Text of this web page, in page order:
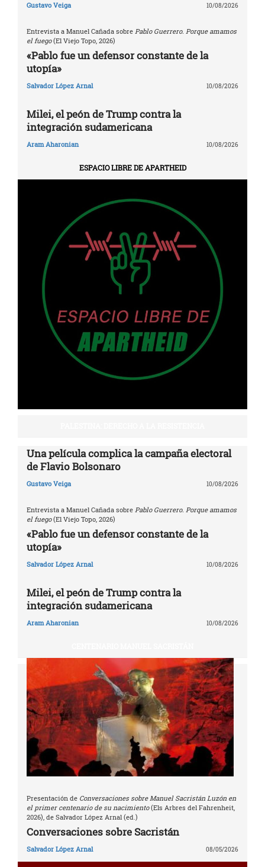
Gustavo Veiga 10/08/2026
Entrevista a Manuel Cañada sobre Pablo Guerrero. Porque amamos
el fuego(El Viejo Topo, 2026)
«Pablo fue un defensor constante de la
utopía»
Salvador López Arnal 10/08/2026
Milei, el peón de Trump contra la
integración sudamericana
Aram Aharonian 10/08/2026
ESPACIO LIBRE DE APARTHEID
Una película complica la campaña electoral
de Flavio Bolsonaro
Gustavo Veiga 10/08/2026
Entrevista a Manuel Cañada sobre Pablo Guerrero. Porque amamos
el fuego(El Viejo Topo, 2026)
«Pablo fue un defensor constante de la
utopía»
Salvador López Arnal 10/08/2026
Milei, el peón de Trump contra la
integración sudamericana
Aram Aharonian 10/08/2026
Presentación de Conversaciones sobre Manuel Sacristán Luzón en
el primer centenario de su nacimiento(Els Arbres del Fahrenheit,
2026), de Salvador López Arnal (ed.)
Conversaciones sobre Sacristán
Salvador López Arnal 08/05/2026